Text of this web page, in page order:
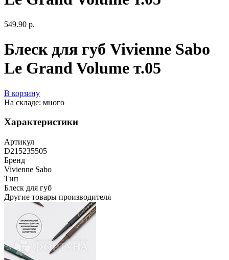
549.90 р.
Блеск для губ Vivienne Sabo
Le Grand Volume т.05
В корзину
На складе: много
Характеристики
Артикул
D215235505
Бренд
Vivienne Sabo
Тип
Блеск для губ
Другие товары производителя